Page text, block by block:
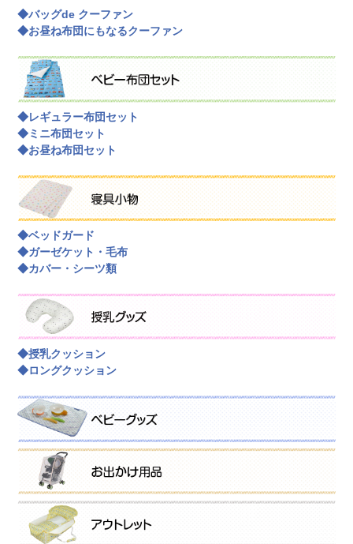
◆バッグde クーファン
◆お昼ね布団にもなるクーファン
◆レギュラー布団セット
◆ミニ布団セット
◆お昼ね布団セット
◆ベッドガード
◆ガーゼケット・毛布
◆カバー・シーツ類
◆授乳クッション
◆ロングクッション